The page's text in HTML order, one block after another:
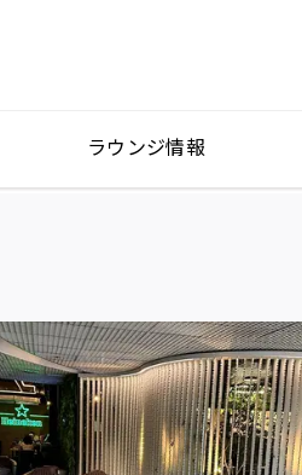
ラウンジ情報